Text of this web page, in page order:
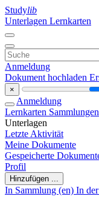
Studylib
Unterlagen Lernkarten
Anmeldung
Dokument hochladen
×
Anmeldung
Lernkarten Sammlungen
Unterlagen
Letzte Aktivität
Meine Dokumente
Gespeicherte
Profil
Hinzufügen ...
In Sammlung (en) In